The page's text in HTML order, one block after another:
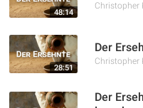
48:14
Christopher
28:51
Der
Christopher
Der